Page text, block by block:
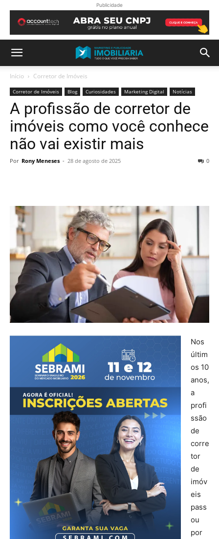
Publicidade
Início Corretor de Imóveis
Corretor de Imóveis Blog Curiosidades Marketing Digital Notícias
A profissão de corretor de
imóveis como você conhece
não vai existir mais
Por Rony Meneses - 28 de agosto de 2025 0
Nos
últim
os 10
anos,
a
profi
ssão
de
corre
tor
de
imóv
eis
pass
ou
por